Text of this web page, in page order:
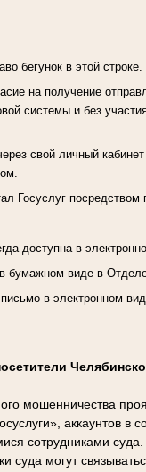
бегунок в этой строке.
на получение
системы и без
свой личный
Госуслуг посредством
доступна в
бумажном виде в
в электронном
мошенничества
аккаунтов в
сотрудниками
суда могут